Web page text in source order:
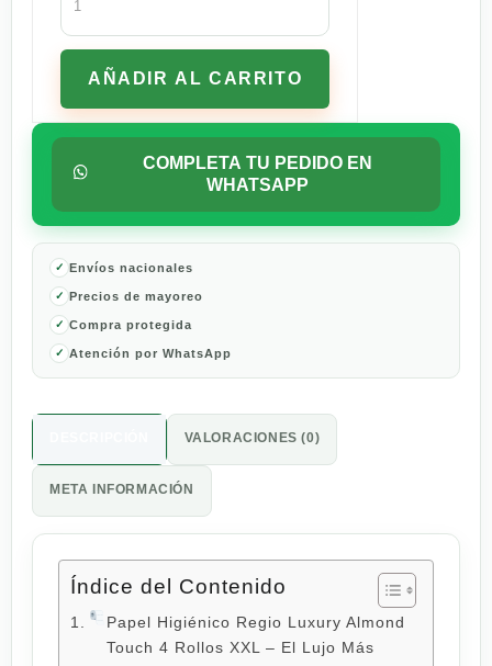
Higiénico
Regio
Luxury
Almond
Touch
4
XXL
AÑADIR AL CARRITO
COMPLETA TU PEDIDO EN
WHATSAPP
Envíos nacionales
Precios de mayoreo
Compra protegida
Atención por WhatsApp
VALORACIONES (0)
META INFORMACIÓN
Índice del Contenido
Papel Higiénico Regio Luxury Almond
Touch 4 Rollos XXL – El Lujo Más